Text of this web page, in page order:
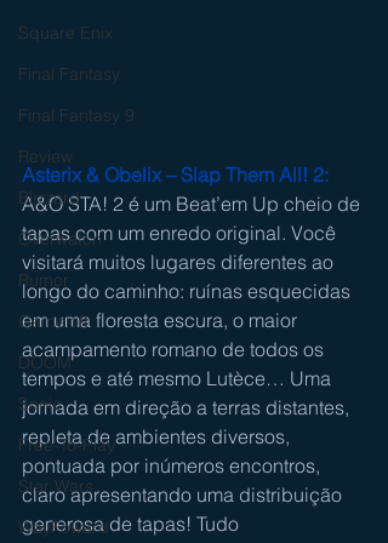
Square Enix
Final Fantasy
Final Fantasy 9
Review
Blizzard
Overwatch
Rumor
Gameloft
DOOM
Sonic
Free-To-Play
Star Wars
WayFoward
Asterix & Obelix – Slap Them All! 2:
A&O STA! 2 é um Beat’em Up cheio de
tapas com um enredo original. Você
visitará muitos lugares diferentes ao
longo do caminho: ruínas esquecidas
em uma floresta escura, o maior
acampamento romano de todos os
tempos e até mesmo Lutèce… Uma
jornada em direção a terras distantes,
repleta de ambientes diversos,
pontuada por inúmeros encontros,
claro apresentando uma distribuição
generosa de tapas! Tudo